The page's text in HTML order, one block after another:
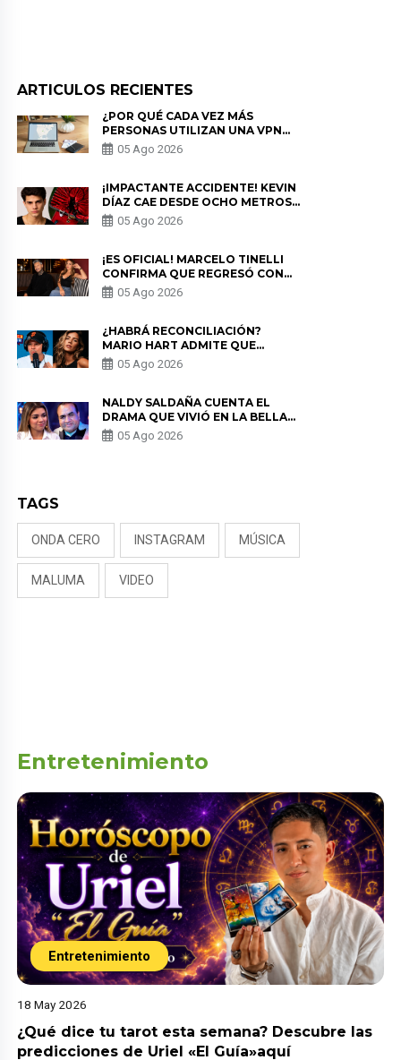
ARTICULOS RECIENTES
¿POR QUÉ CADA VEZ MÁS
PERSONAS UTILIZAN UNA VPN
PARA PROTEGER SU
PRIVACIDAD?
05 Ago 2026
¡IMPACTANTE ACCIDENTE! KEVIN
DÍAZ CAE DESDE OCHO METROS
EN “ESTO ES GUERRA” Y GENERA
PREOCUPACIÓN
05 Ago 2026
¡ES OFICIAL! MARCELO TINELLI
CONFIRMA QUE REGRESÓ CON
MILETT FIGUEROA: “EL AMOR
PUDO MÁS”
05 Ago 2026
¿HABRÁ RECONCILIACIÓN?
MARIO HART ADMITE QUE
PODRÍA VOLVER CON KORINA
RIVADENEIRA: “NO LE CERRARÍA
05 Ago 2026
NALDY SALDAÑA CUENTA EL
DRAMA QUE VIVIÓ EN LA BELLA
LUZ TRAS DENUNCIA AL
DIRECTOR MUSICAL: “NO ME
05 Ago 2026
TAGS
ONDA CERO INSTAGRAM MÚSICA
MALUMA VIDEO
Entretenimiento
Entretenimiento
18 May 2026
¿Qué dice tu tarot esta semana? Descubre las
predicciones de Uriel «El Guía»aquí